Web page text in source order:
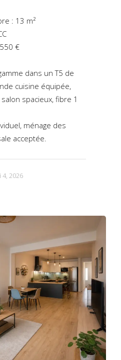
: 13 m²
€
dans un T5 de
cuisine équipée,
spacieux, fibre 1
ménage des
acceptée.
4, 2026